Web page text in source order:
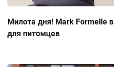
Милота дня! Mark Formelle
для питомцев